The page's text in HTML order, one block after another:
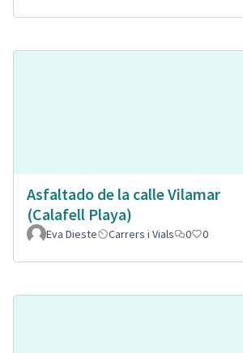
Asfaltado de la calle Vilamar
(Calafell Playa)
Eva Dieste Carrers i Vials 0 0